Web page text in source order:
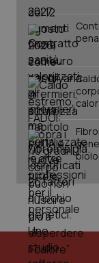
PHPSESSID